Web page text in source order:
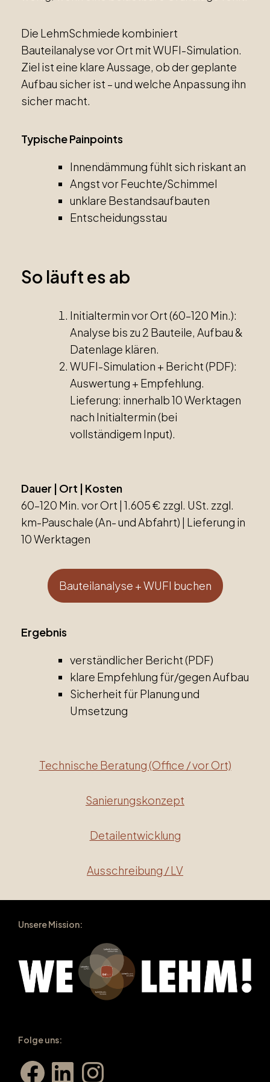
Die LehmSchmiede kombiniert
Bauteilanalyse vor Ort mit WUFI-Simulation.
Ziel ist eine klare Aussage, ob der geplante
Aufbau sicher ist – und welche Anpassung ihn
sicher macht.
Typische Painpoints
Innendämmung fühlt sich riskant an
Angst vor Feuchte/Schimmel
unklare Bestandsaufbauten
Entscheidungsstau
So läuft es ab
Initialtermin vor Ort (60–120 Min.):
Analyse bis zu 2 Bauteile, Aufbau &
Datenlage klären.
WUFI-Simulation + Bericht (PDF):
Auswertung + Empfehlung.
Lieferung: innerhalb 10 Werktagen
nach Initialtermin (bei
vollständigem Input).
Dauer | Ort | Kosten
60–120 Min. vor Ort | 1.605 € zzgl. USt. zzgl.
km-Pauschale (An- und Abfahrt) | Lieferung in
10 Werktagen
Bauteilanalyse + WUFI buchen
Ergebnis
verständlicher Bericht (PDF)
klare Empfehlung für/gegen Aufbau
Sicherheit für Planung und
Umsetzung
Technische Beratung (Office / vor Ort)
Sanierungskonzept
Detailentwicklung
Ausschreibung / LV
Unsere Mission:
Folge uns:
FacebookLinkedIn Instagram